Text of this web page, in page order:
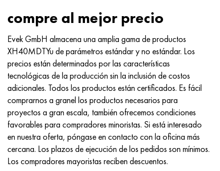
compre al mejor precio
Evek GmbH almacena una amplia gama de productos
XH40MDTYu de parámetros estándar y no estándar. Los
precios están determinados por las características
tecnológicas de la producción sin la inclusión de costos
adicionales. Todos los productos están certificados. Es fácil
comprarnos a granel los productos necesarios para
proyectos a gran escala, también ofrecemos condiciones
favorables para compradores minoristas. Si está interesado
en nuestra oferta, póngase en contacto con la oficina más
cercana. Los plazos de ejecución de los pedidos son mínimos.
Los compradores mayoristas reciben descuentos.